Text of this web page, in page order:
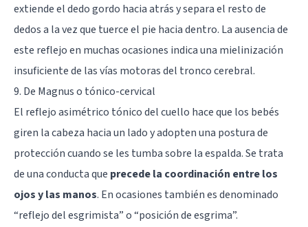
extiende el dedo gordo hacia atrás y separa el resto de
dedos a la vez que tuerce el pie hacia dentro. La ausencia de
este reflejo en muchas ocasiones indica una mielinización
insuficiente de las vías motoras del tronco cerebral.
9. De Magnus o tónico-cervical
El reflejo asimétrico tónico del cuello hace que los bebés
giren la cabeza hacia un lado y adopten una postura de
protección cuando se les tumba sobre la espalda. Se trata
de una conducta que precede la coordinación entre los
ojos y las manos. En ocasiones también es denominado
“reflejo del esgrimista” o “posición de esgrima”.